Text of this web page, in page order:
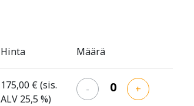
Hinta Määrä
175,00 €(sis.
ALV 25,5 %)
- +